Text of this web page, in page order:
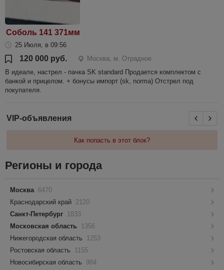
Соболь 141 371мм
25 Июля, в 09:56
120 000 руб.
Москва, м. Отрадное
В идеале, настрел - пачка SK standard Продается комплектом с
банкой и прицелом. + бонусы импорт (sk, norma) Отстрел под
покупателя.
VIP-объявления
Как попасть в этот блок?
Регионы и города
Москва 6470
Краснодарский край 2120
Санкт-Петербург 1833
Московская область 1356
Нижегородская область
1253
Ростовская область
1155
Новосибирская область
984